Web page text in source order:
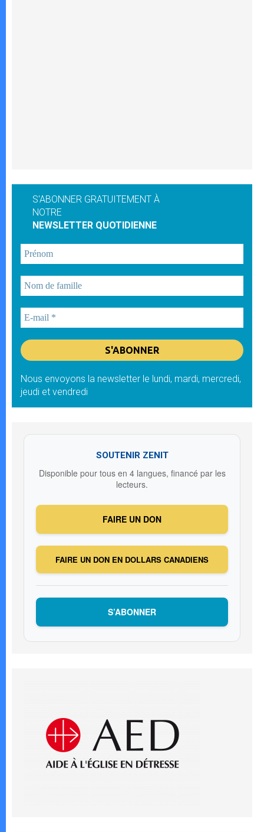
S'ABONNER GRATUITEMENT À
NOTRE
NEWSLETTER QUOTIDIENNE
Nous envoyons la newsletter le lundi, mardi, mercredi,
jeudi et vendredi
SOUTENIR ZENIT
Disponible pour tous en 4 langues, financé par les
lecteurs.
FAIRE UN DON
FAIRE UN DON EN DOLLARS CANADIENS
S’ABONNER